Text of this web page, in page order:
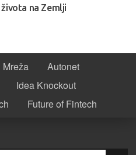
na Zemlji
Mreža
Autonet
Idea Knockout
Future of Fintech